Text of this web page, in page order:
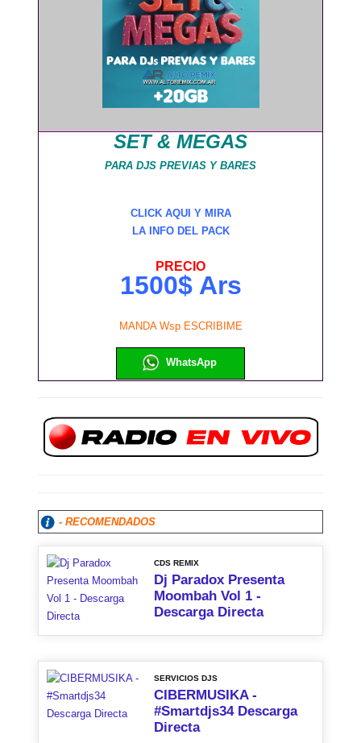
SET & MEGAS
PARA DJS PREVIAS Y BARES
CLICK AQUI Y MIRA
LA INFO DEL PACK
PRECIO
1500$ Ars
MANDA Wsp ESCRIBIME
WhatsApp
- RECOMENDADOS
CDS REMIX
Dj Paradox Presenta
Moombah Vol 1 -
Descarga Directa
SERVICIOS DJS
CIBERMUSIKA -
#Smartdjs34 Descarga
Directa